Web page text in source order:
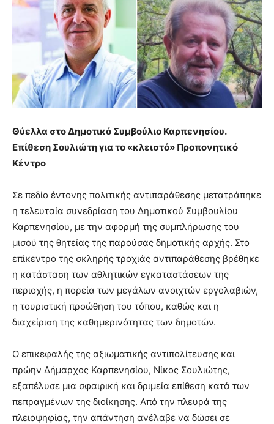
Θύελλα στο Δημοτικό Συμβούλιο Καρπενησίου.
Επίθεση Σουλιώτη για το «κλειστό» Προπονητικό
Κέντρο
Σε πεδίο έντονης πολιτικής αντιπαράθεσης μετατράπηκε
η τελευταία συνεδρίαση του Δημοτικού Συμβουλίου
Καρπενησίου, με την αφορμή της συμπλήρωσης του
μισού της θητείας της παρούσας δημοτικής αρχής. Στο
επίκεντρο της σκληρής τροχιάς αντιπαράθεσης βρέθηκε
η κατάσταση των αθλητικών εγκαταστάσεων της
περιοχής, η πορεία των μεγάλων ανοιχτών εργολαβιών,
η τουριστική προώθηση του τόπου, καθώς και η
διαχείριση της καθημερινότητας των δημοτών.
Ο επικεφαλής της αξιωματικής αντιπολίτευσης και
πρώην Δήμαρχος Καρπενησίου, Νίκος Σουλιώτης,
εξαπέλυσε μια σφαιρική και δριμεία επίθεση κατά των
πεπραγμένων της διοίκησης. Από την πλευρά της
πλειοψηφίας, την απάντηση ανέλαβε να δώσει σε